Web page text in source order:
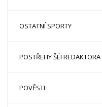
OSTATNÍ SPORTY
POSTŘEHY ŠÉFREDAKTORA
POVĚSTI